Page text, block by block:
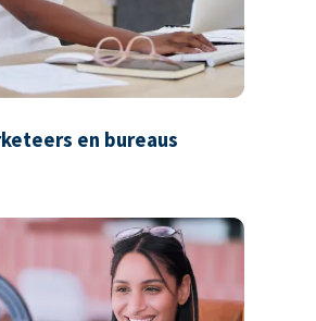
en bureaus